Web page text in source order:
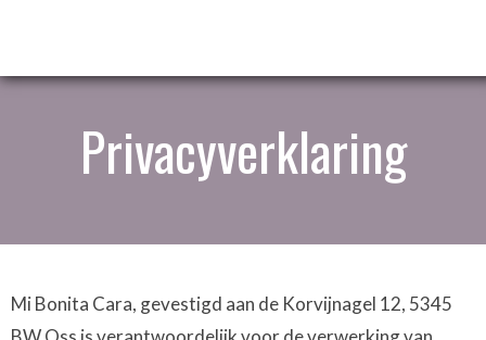
Privacyverklaring
Mi Bonita Cara, gevestigd aan de Korvijnagel 12, 5345